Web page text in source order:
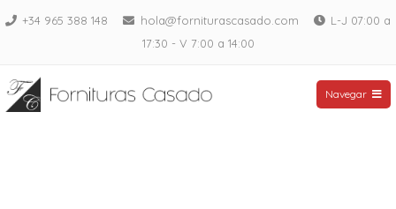
Saltar+34 965 388 148 hola@forniturascasado.com
L-J 07:00 a
17:30 - V 7:00 a 14:00
Fornituras Casado
Navegar